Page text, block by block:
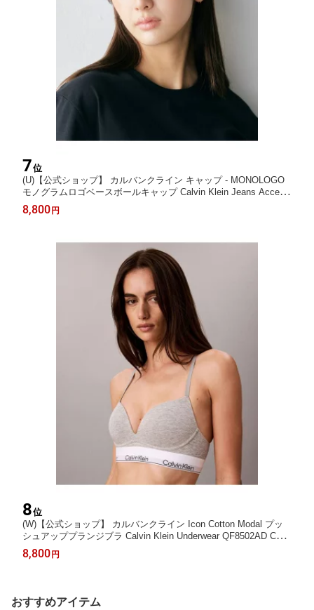
7位
(U)【公式ショップ】 カルバンクライン キャップ - MONOLOGO
モノグラムロゴベースボールキャップ Calvin Klein Jeans Access
ory 4G5004G Calvin Klein カルバン・クライン 帽子 キャップ イ
エロー グリーン ブルー オレンジ ネイビー ブラック【送料無料】
8,800 円
8位
(W)【公式ショップ】 カルバンクライン Icon Cotton Modal プッ
シュアッププランジブラ Calvin Klein Underwear QF8502AD Calvi
n Klein Underwear カルバン・クライン インナー・ルームウェア
ブラジャー ブラック ネイビー ピン【先行予約】*【送料無料】[R
8,800 円
おすすめアイテム